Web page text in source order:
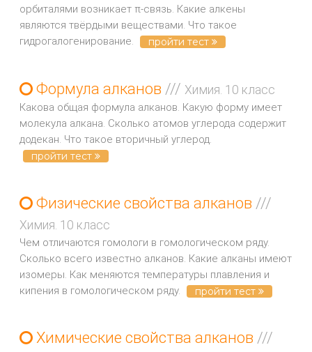
орбиталями возникает π-связь. Какие алкены
являются твёрдыми веществами. Что такое
гидрогалогенирование.
пройти тест
Формула алканов /// Химия. 10 класс
Какова общая формула алканов. Какую форму имеет
молекула алкана. Сколько атомов углерода содержит
додекан. Что такое вторичный углерод.
пройти тест
Физические свойства алканов ///
Химия. 10 класс
Чем отличаются гомологи в гомологическом ряду.
Сколько всего известно алканов. Какие алканы имеют
изомеры. Как меняются температуры плавления и
кипения в гомологическом ряду.
пройти тест
Химические свойства алканов ///